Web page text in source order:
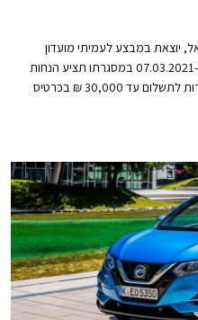
יוצאת במבצע לעמיתי מועדון
הצרכנות הוט בין התאריכים 07.03.2021-10.04.2021 במסגרתו תציע הנחות
על מגוון דגמי ניסאן, הטבות אבזור, אפשרות לתשלום עד 30,000 ₪ בכרטיס
המבצע יתקיים בכל מרכזי